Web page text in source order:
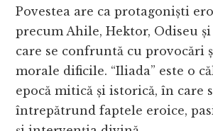
Povestea are ca protagoniști
precum Ahile, Hektor, Odiseu
care se confruntă cu provocări
morale dificile. “Iliada” este o
epocă mitică și istorică, în care
întrepătrund faptele eroice,